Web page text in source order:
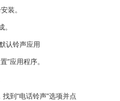
装。
认铃声应用
”应用程序。
找到“电话铃声”选项并点